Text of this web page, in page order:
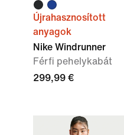
Újrahasznosított
anyagok
Nike Windrunner
Férfi pehelykabát
299,99 €